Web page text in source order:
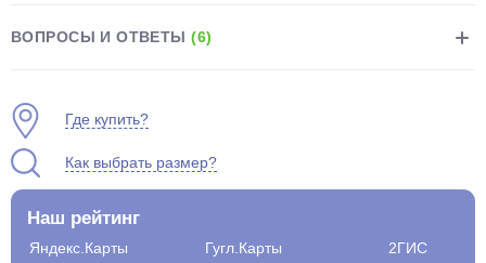
ВОПРОСЫ И ОТВЕТЫ(6)
Где купить?
Как выбрать размер?
Наш рейтинг
Яндекс.Карты
Гугл.Карты
2ГИС